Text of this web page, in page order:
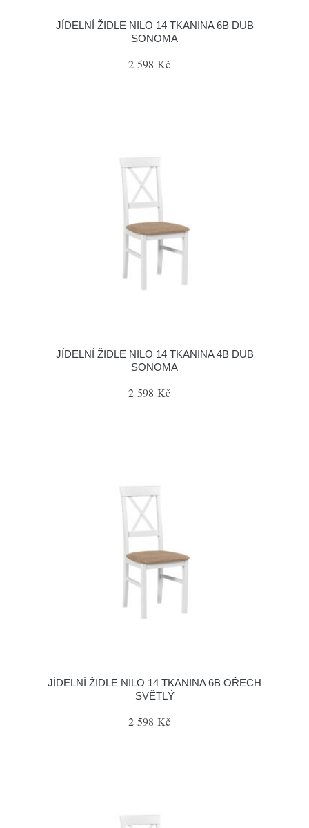
JÍDELNÍ ŽIDLE NILO 14 TKANINA 6B DUB
SONOMA
2 598 Kč
JÍDELNÍ ŽIDLE NILO 14 TKANINA 4B DUB
SONOMA
2 598 Kč
JÍDELNÍ ŽIDLE NILO 14 TKANINA 6B OŘECH
SVĚTLÝ
2 598 Kč